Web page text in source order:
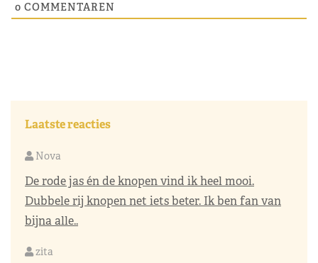
0 COMMENTAREN
Laatste reacties
Nova
De rode jas én de knopen vind ik heel mooi.
Dubbele rij knopen net iets beter. Ik ben fan van
bijna alle..
zita